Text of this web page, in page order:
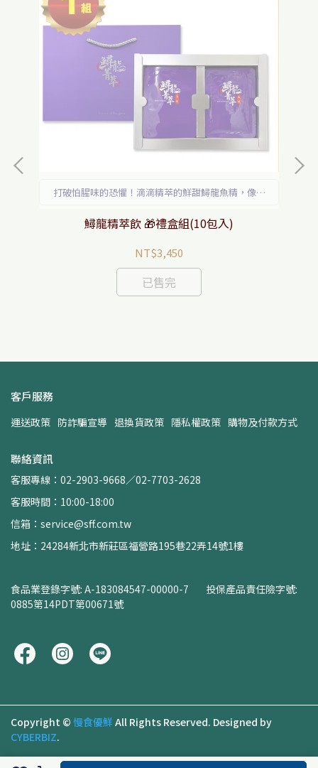
打破怕腥味的恐懼！滴滴精萃的鮮甜鱘龍魚精，像喝
鱘龍精萃飲 🎁禮盒組(10包入)
NT$3,450
已售完
客戶服務
運送政策 防詐騙宣導 退換貨政策 隱私權政策 購物及付款方式
聯絡資訊
客服專線：02-2903-9668／02-7703-2628
客服時間：10:00-18:00
信箱：service@sff.com.tw
地址：24284新北市新莊區福營路195巷22弄14號1樓
食品業登錄字號: A-183084547-00000-7        投保產品責任險字號:
0885第14PDT第00671號
Copyright © 慢食優鮮 All Rights Reserved. Designed by
CYBERBIZ.